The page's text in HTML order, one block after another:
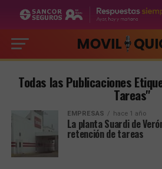
Todas las Publicaciones
Tareas"
EMPRESAS hace 1 año
La planta Suardi de
retención de tareas